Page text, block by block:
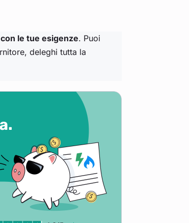
le tue esigenze. Puoi
deleghi tutta la